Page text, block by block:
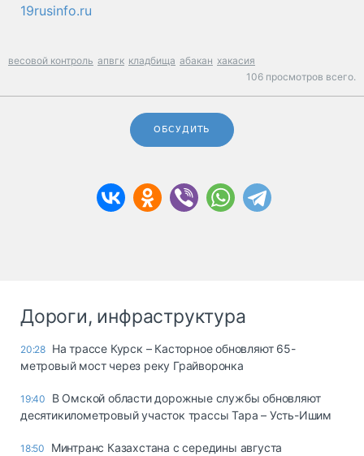
19rusinfo.ru
весовой контроль апвгк кладбища абакан хакасия
106 просмотров всего.
ОБСУДИТЬ
Дороги, инфраструктура
20:28 На трассе Курск – Касторное обновляют 65-
метровый мост через реку Грайворонка
19:40
В Омской области дорожные службы обновляют
десятикилометровый участок трассы Тара – Усть-Ишим
18:50
Минтранс Казахстана с середины августа